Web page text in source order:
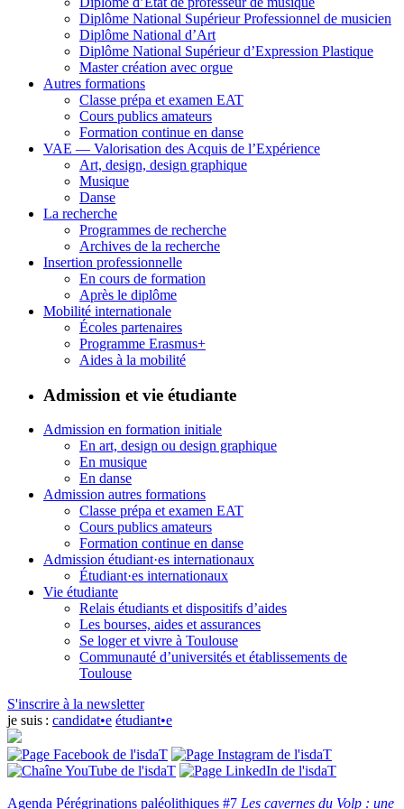
Diplôme National Supérieur Professionnel de musicien
Diplôme National d’Art
Diplôme National Supérieur d’Expression Plastique
Master création avec orgue
Autres formations
Classe prépa et examen EAT
Cours publics amateurs
Formation continue en danse
VAE — Valorisation des Acquis de l’Expérience
Art, design, design graphique
Musique
Danse
La recherche
Programmes de recherche
Archives de la recherche
Insertion professionnelle
En cours de formation
Après le diplôme
Mobilité internationale
Écoles partenaires
Programme Erasmus+
Aides à la mobilité
Admission et vie étudiante
Admission en formation initiale
En art, design ou design graphique
En musique
En danse
Admission autres formations
Classe prépa et examen EAT
Cours publics amateurs
Formation continue en danse
Admission étudiant·es internationaux
Étudiant·es internationaux
Vie étudiante
Relais étudiants et dispositifs d’aides
Les bourses, aides et assurances
Se loger et vivre à Toulouse
Communauté d’universités et établissements de
Toulouse
S'inscrire à la newsletter
je suis : candidat•e étudiant•e
Agenda Pérégrinations paléolithiques #7 Les cavernes du Volp : une